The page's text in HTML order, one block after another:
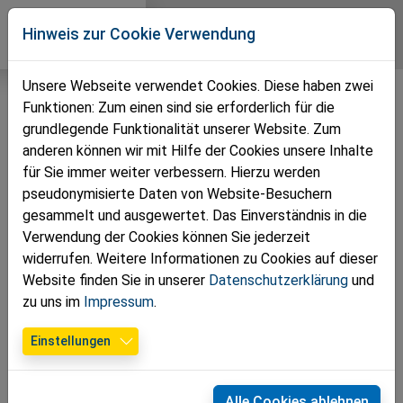
Direkt zur Hauptnavigation springen
Direkt zum Inhalt springen
Zur Unternavigation springen
Fotocredit: VPNÖ - v. l. n. r.: BPO NR Bgm. Friedrich Ofenauer, BGF Stefan
Klammer, Simon Obermayer und VPNÖ-LGF LAbg. Matthias Zauner
01.04.2026
Stefan Klammer ist neuer
Hinweis zur Cookie Verwendung
Unsere Webseite verwendet Cookies. Diese haben zwei
Funktionen: Zum einen sind sie erforderlich für die
grundlegende Funktionalität unserer Website. Zum
anderen können wir mit Hilfe der Cookies unsere Inhalte
für Sie immer weiter verbessern. Hierzu werden
pseudonymisierte Daten von Website-Besuchern
gesammelt und ausgewertet. Das Einverständnis in die
Verwendung der Cookies können Sie jederzeit
widerrufen. Weitere Informationen zu Cookies auf dieser
Website finden Sie in unserer Datenschutzerklärung und
zu uns im Impressum.
Einstellungen